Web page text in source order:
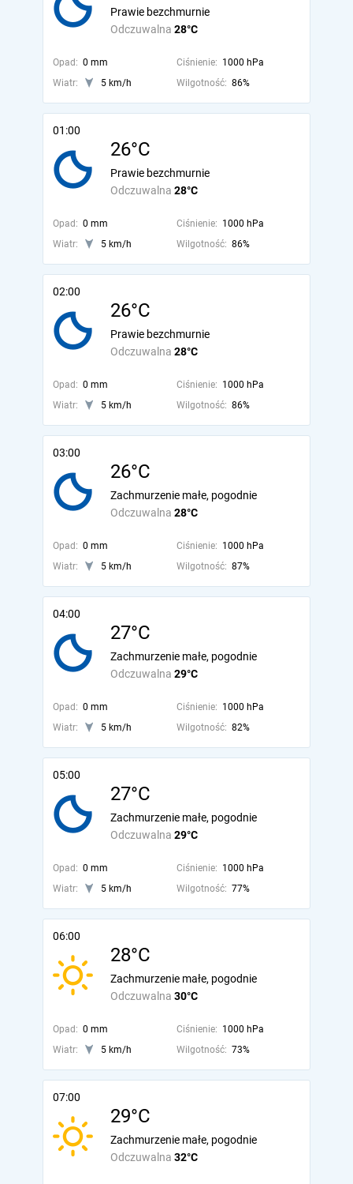
Odczuwalna 28°C
Prawie bezchmurnie
Opad: 0 mm Ciśnienie: 1000 hPa
Wiatr:
5 km/h Wilgotność: 86%
01:00
26°C
Odczuwalna 28°C
Prawie bezchmurnie
Opad: 0 mm Ciśnienie: 1000 hPa
Wiatr:
5 km/h Wilgotność: 86%
02:00
26°C
Odczuwalna 28°C
Prawie bezchmurnie
Opad: 0 mm Ciśnienie: 1000 hPa
Wiatr:
5 km/h Wilgotność: 86%
03:00
26°C
Odczuwalna 28°C
Zachmurzenie małe, pogodnie
Opad: 0 mm Ciśnienie: 1000 hPa
Wiatr:
5 km/h Wilgotność: 87%
04:00
27°C
Odczuwalna 29°C
Zachmurzenie małe, pogodnie
Opad: 0 mm Ciśnienie: 1000 hPa
Wiatr:
5 km/h Wilgotność: 82%
05:00
27°C
Odczuwalna 29°C
Zachmurzenie małe, pogodnie
Opad: 0 mm Ciśnienie: 1000 hPa
Wiatr:
5 km/h Wilgotność: 77%
06:00
28°C
Odczuwalna 30°C
Zachmurzenie małe, pogodnie
Opad: 0 mm Ciśnienie: 1000 hPa
Wiatr:
5 km/h Wilgotność: 73%
07:00
29°C
Odczuwalna 32°C
Zachmurzenie małe, pogodnie